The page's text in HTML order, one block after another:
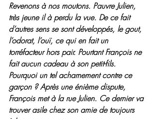
Revenons à nos moutons. Pauvre Julien,
très jeune il à perdu la vue. De ce fait
d’autres sens se sont développés, le gout,
l’odorat, l’ouï, ce qui en fait un
torréfacteur hors pair. Pourtant François ne
fait aucun cadeau à son petit-fils.
Pourquoi un tel acharnement contre ce
garçon ? Après une énième dispute,
François met à la rue Julien. Ce dernier va
trouver asile chez son amie de toujours